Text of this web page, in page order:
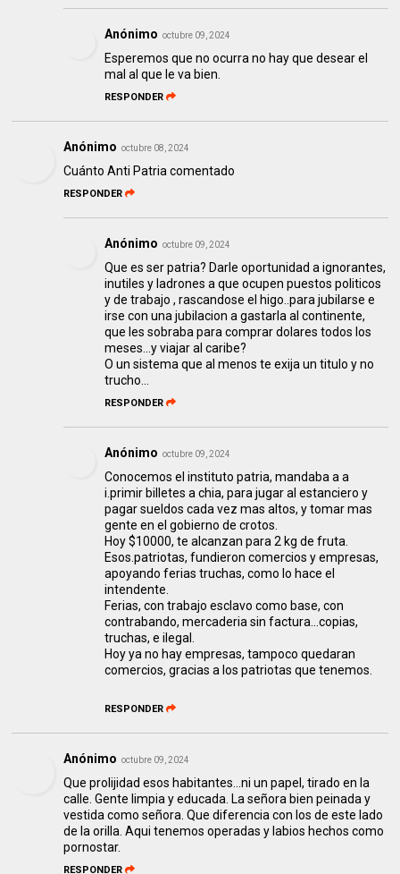
Anónimo octubre 09, 2024
Esperemos que no ocurra no hay que desear el
mal al que le va bien.
RESPONDER
Anónimo octubre 08, 2024
Cuánto Anti Patria comentado
RESPONDER
Anónimo octubre 09, 2024
Que es ser patria? Darle oportunidad a ignorantes,
inutiles y ladrones a que ocupen puestos politicos
y de trabajo , rascandose el higo..para jubilarse e
irse con una jubilacion a gastarla al continente,
que les sobraba para comprar dolares todos los
meses...y viajar al caribe?
O un sistema que al menos te exija un titulo y no
trucho...
RESPONDER
Anónimo octubre 09, 2024
Conocemos el instituto patria, mandaba a a
i.primir billetes a chia, para jugar al estanciero y
pagar sueldos cada vez mas altos, y tomar mas
gente en el gobierno de crotos.
Hoy $10000, te alcanzan para 2 kg de fruta.
Esos.patriotas, fundieron comercios y empresas,
apoyando ferias truchas, como lo hace el
intendente.
Ferias, con trabajo esclavo como base, con
contrabando, mercaderia sin factura...copias,
truchas, e ilegal.
Hoy ya no hay empresas, tampoco quedaran
comercios, gracias a los patriotas que tenemos.
RESPONDER
Anónimo octubre 09, 2024
Que prolijidad esos habitantes...ni un papel, tirado en la
calle. Gente limpia y educada. La señora bien peinada y
vestida como señora. Que diferencia con los de este lado
de la orilla. Aqui tenemos operadas y labios hechos como
pornostar.
RESPONDER